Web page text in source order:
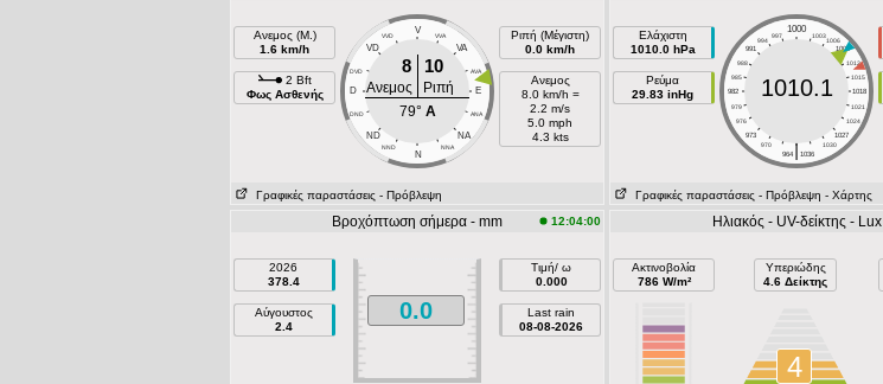
Ανεμος (Μ.)
1.6 km/h
2 Bft
Φως Ασθενής
V
VVD VVA
VD VA
DVD AVA
D E
DND ANA
ND NA
NND NNA
N
8 10
Ανεμος
Ριπή
79° A
Ριπή (Μέγιστη)
0.0 km/h
Ανεμος
8.0 km/h =
2.2 m/s
5.0 mph
4.3 kts
Γραφικές παραστάσεις - Πρόβλεψη
Ελάχιστη
1010.0 hPa
Ρεύμα
29.83 inHg
1000
997 1003
994
1006
991
1009
988
1012
985
1015
982
1018
979
1021
976
1024
973
1027
970
1030
|
964 1036
1010.1
Γραφικές παραστάσεις - Πρόβλεψη - Χάρτης
Βροχόπτωση σήμερα - mm 12:04:00
2026
378.4
Αύγουστος
2.4
0.0
Τιμή/ ω
0.000
Last rain
08-08-2026
Ηλιακός - UV-δείκτης - Lux
Ακτινοβολία
786 W/m²
Υπεριώδης
4.6 Δείκτης
4